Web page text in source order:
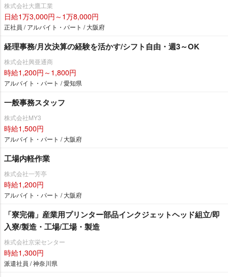
株式会社大鷹工業
日給1万3,000円～1万8,000円
正社員 / アルバイト・パート / 大阪府
経理事務/月次決算の経験を活かす/シフト自由・週3～OK
株式会社興亜通商
時給1,200円～1,800円
アルバイト・パート / 愛知県
一般事務スタッフ
株式会社MY3
時給1,500円
アルバイト・パート / 大阪府
工場内軽作業
株式会社一芳亭
時給1,200円
アルバイト・パート / 大阪府
「寮完備」産業用プリンター部品インクジェットヘッド組立/即
入寮/製造・工場/工場・製造
株式会社京栄センター
時給1,300円
派遣社員 / 神奈川県